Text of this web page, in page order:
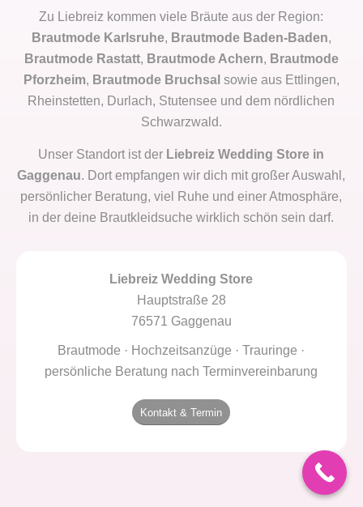
Zu Liebreiz kommen viele Bräute aus der Region:
Brautmode Karlsruhe, Brautmode Baden-Baden,
Brautmode Rastatt, Brautmode Achern, Brautmode
Pforzheim, Brautmode Bruchsal sowie aus Ettlingen,
Rheinstetten, Durlach, Stutensee und dem nördlichen
Schwarzwald.
Unser Standort ist der Liebreiz Wedding Store in
Gaggenau. Dort empfangen wir dich mit großer Auswahl,
persönlicher Beratung, viel Ruhe und einer Atmosphäre,
in der deine Brautkleidsuche wirklich schön sein darf.
Liebreiz Wedding Store
Hauptstraße 28
76571 Gaggenau
Brautmode · Hochzeitsanzüge · Trauringe ·
persönliche Beratung nach Terminvereinbarung
Kontakt & Termin